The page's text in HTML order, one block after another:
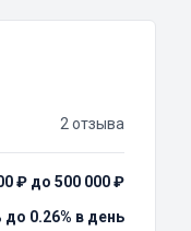
2 отзыва
₽ до 500 000 ₽
до 0.26% в день